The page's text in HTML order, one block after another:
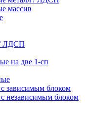
массив
/ ЛДСП
на две 1-сп
зависимым блоком
независимым блоком